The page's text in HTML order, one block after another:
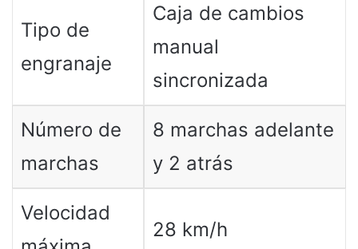
Tipo de
engranaje
Caja de cambios
manual
sincronizada
Número de
marchas
8 marchas adelante
y 2 atrás
Velocidad
28 km/h